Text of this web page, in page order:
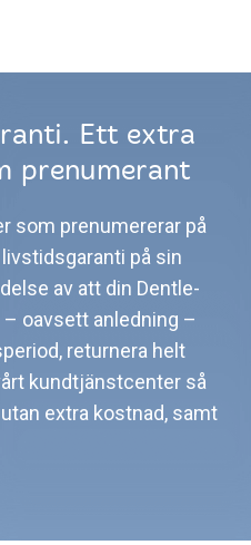
Ett extra
prenumerant
som prenumererar på
på sin
av att din Dentle-
oavsett anledning –
returnera helt
kundtjänstcenter så
extra kostnad, samt